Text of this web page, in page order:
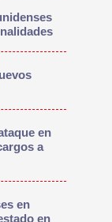
en
a
en
en